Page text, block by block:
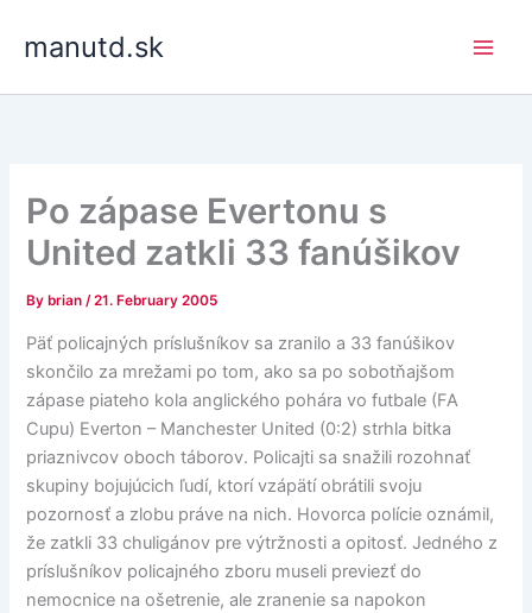
manutd.sk
Po zápase Evertonu s
United zatkli 33 fanúšikov
By brian/21. February 2005
Päť policajných príslušníkov sa zranilo a 33 fanúšikov
skončilo za mrežami po tom, ako sa po sobotňajšom
zápase piateho kola anglického pohára vo futbale (FA
Cupu) Everton – Manchester United (0:2) strhla bitka
priaznivcov oboch táborov. Policajti sa snažili rozohnať
skupiny bojujúcich ľudí, ktorí vzápätí obrátili svoju
pozornosť a zlobu práve na nich. Hovorca polície oznámil,
že zatkli 33 chuligánov pre výtržnosti a opitosť. Jedného z
príslušníkov policajného zboru museli previezť do
nemocnice na ošetrenie, ale zranenie sa napokon